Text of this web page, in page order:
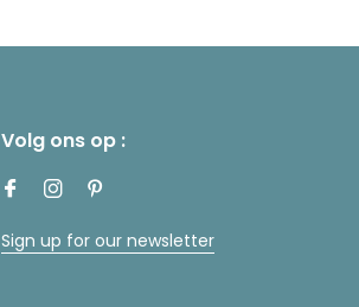
Volg ons op :
Sign up for our newsletter